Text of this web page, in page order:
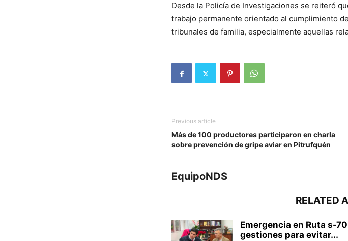
Desde la Policía de Investigaciones se reiteró
trabajo permanente orientado al cumplimiento
tribunales de familia, especialmente aquellas
Previous article
Más de 100 productores participaron en charla
sobre prevención de gripe aviar en Pitrufquén
EquipoNDS
RELATED
Emergencia en Ruta s-
gestiones para evitar...